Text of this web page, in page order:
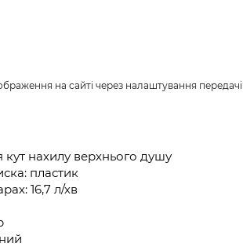
на сайті через налаштування передачі
кут нахилу верхнього душу
пластик
16,7 л/хв